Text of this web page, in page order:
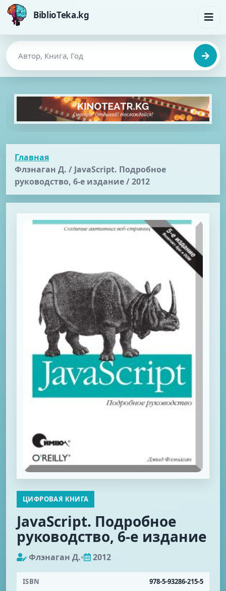
BiblioTeka.kg
Главная
Флэнаган Д. / JavaScript. Подробное
руководство, 6-е издание / 2012
ЦИФРОВАЯ КНИГА
JavaScript. Подробное
руководство, 6-е издание
Флэнаган Д.• 2012
ISBN 978-5-93286-215-5